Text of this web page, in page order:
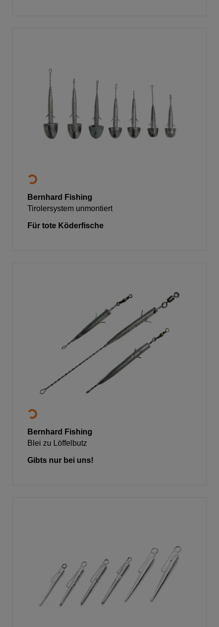
Bernhard Fishing
Tirolersystem unmontiert
Für tote Köderfische
Bernhard Fishing
Blei zu Löffelbutz
Gibts nur bei uns!